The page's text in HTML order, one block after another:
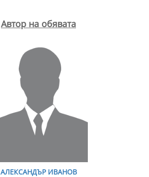
Автор на обявата
АЛЕКСАНДЪР ИВАНОВ